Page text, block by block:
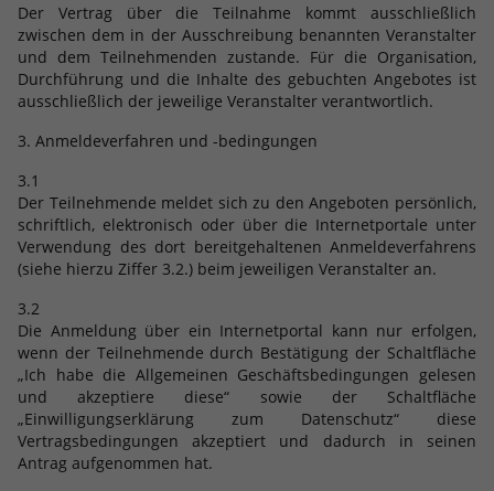
Der Vertrag über die Teilnahme kommt ausschließlich
zwischen dem in der Ausschreibung benannten Veranstalter
und dem Teilnehmenden zustande. Für die Organisation,
Durchführung und die Inhalte des gebuchten Angebotes ist
ausschließlich der jeweilige Veranstalter verantwortlich.
3. Anmeldeverfahren und -bedingungen
3.1
Der Teilnehmende meldet sich zu den Angeboten persönlich,
schriftlich, elektronisch oder über die Internetportale unter
Verwendung des dort bereitgehaltenen Anmeldeverfahrens
(siehe hierzu Ziffer 3.2.) beim jeweiligen Veranstalter an.
3.2
Die Anmeldung über ein Internetportal kann nur erfolgen,
wenn der Teilnehmende durch Bestätigung der Schaltfläche
„Ich habe die Allgemeinen Geschäftsbedingungen gelesen
und akzeptiere diese“ sowie der Schaltfläche
„Einwilligungserklärung zum Datenschutz“ diese
Vertragsbedingungen akzeptiert und dadurch in seinen
Antrag aufgenommen hat.
Zweck
Dieses Cookie ist ein Standard-Session-
Cookie von TYPO3. Es speichert im Falle
eines Benutzer-Logins die Session-ID.
So kann der eingeloggte Benutzer
wiedererkannt werden und es wird ihm
gewährt.
Zweck
Kampagnendaten zu berechnen und
die Nutzung der Website für den
Analysebericht der Website zu
verfolgen. Die Cookies speichern
Informationen anonym und weisen eine
randoly generierte Nummer zu, um
Name _gid
Google Analytics
Laufzeit 1 Tag
Dieses Cookie wird von Google Analytics
installiert. Das Cookie wird verwendet,
um Informationen darüber zu
speichern, wie Besucher eine Website
nutzen, und hilft bei der Erstellung
Anbieter Google LLC
Laufzeit 6 Monate
Zweck
Das NID-Cookie enthält eine eindeutige
Einstellungen und andere
Ihre bevorzugte Sprache (z. B. Deutsch),
wie viele Suchergebnisse pro Seite
angezeigt werden sollen (z. B. 10 oder
20) und ob der Google SafeSearch-Filter
Externe Inhalte
Wir verwenden auf unserer Website externe Inhalte, um
Ihnen zusätzliche Informationen anzubieten.